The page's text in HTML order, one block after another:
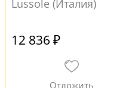
Lussole (Италия)
12 836 ₽